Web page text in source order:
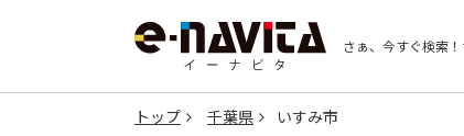
さぁ、今すぐ検索！
トップ 千葉県 いすみ市